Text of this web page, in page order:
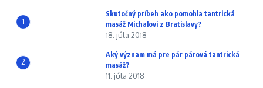
1
Skutočný príbeh ako pomohla tantrická
masáž Michalovi z Bratislavy?
18. júla 2018
2
Aký význam má pre pár párová tantrická
masáž?
11. júla 2018